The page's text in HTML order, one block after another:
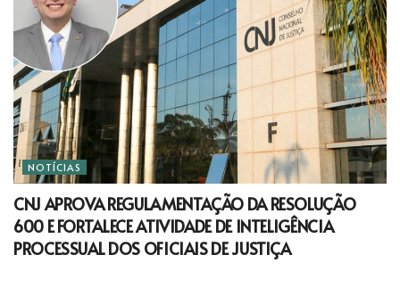
NOTÍCIAS
CNJ APROVA REGULAMENTAÇÃO DA RESOLUÇÃO
600 E FORTALECE ATIVIDADE DE INTELIGÊNCIA
PROCESSUAL DOS OFICIAIS DE JUSTIÇA